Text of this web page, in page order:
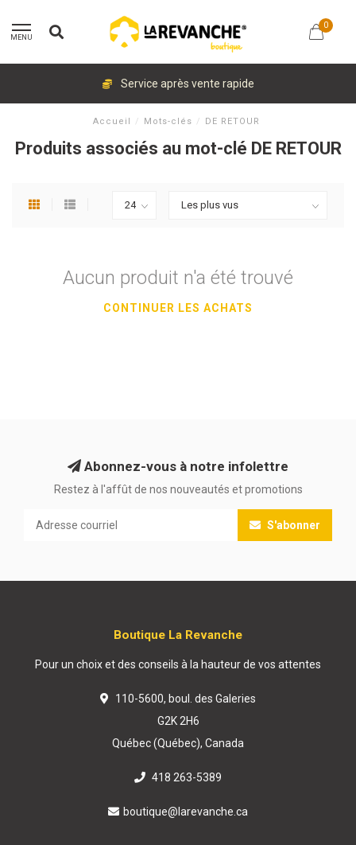
MENU
0
Service après vente rapide
Accueil / Mots-clés / DE RETOUR
Produits associés au mot-clé DE RETOUR
Aucun produit n'a été trouvé
CONTINUER LES ACHATS
Abonnez-vous à notre infolettre
Restez à l'affût de nos nouveautés et promotions
S'abonner
Boutique La Revanche
Pour un choix et des conseils à la hauteur de vos attentes
110-5600, boul. des Galeries
G2K 2H6
Québec (Québec), Canada
418 263-5389
boutique@larevanche.ca